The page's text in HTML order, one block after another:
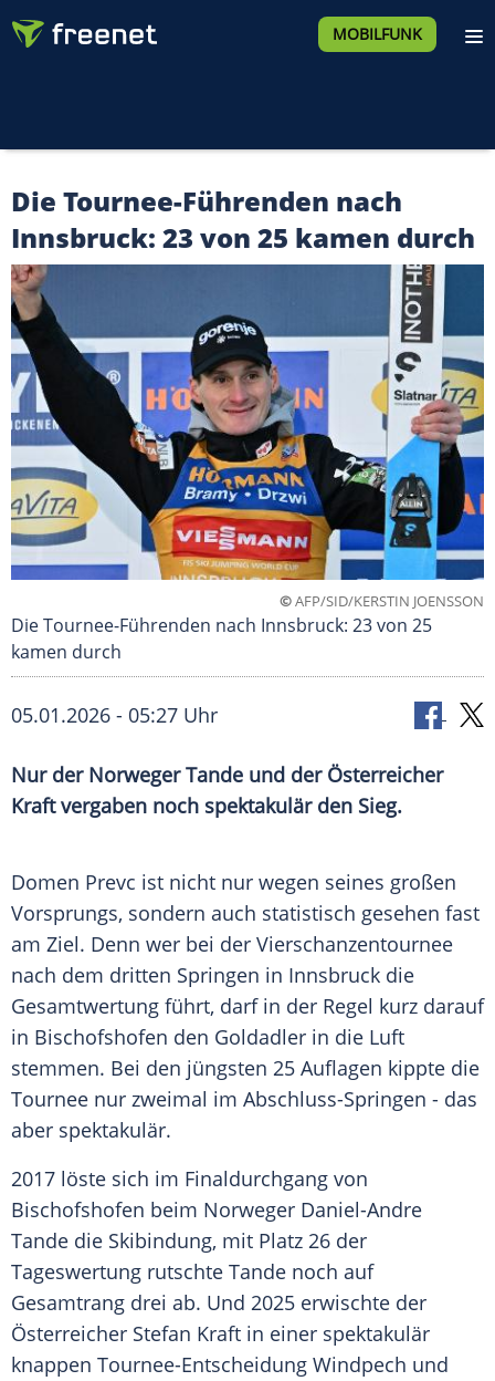
MOBILFUNK
Die Tournee-Führenden nach
Innsbruck: 23 von 25 kamen durch
©AFP/SID/KERSTIN JOENSSON
Die Tournee-Führenden nach Innsbruck: 23 von 25
kamen durch
05.01.2026 - 05:27 Uhr
Nur der Norweger Tande und der Österreicher
Kraft vergaben noch spektakulär den Sieg.
Domen Prevc ist nicht nur wegen seines großen
Vorsprungs, sondern auch statistisch gesehen fast
am Ziel. Denn wer bei der Vierschanzentournee
nach dem dritten Springen in Innsbruck die
Gesamtwertung führt, darf in der Regel kurz darauf
in Bischofshofen den Goldadler in die Luft
stemmen. Bei den jüngsten 25 Auflagen kippte die
Tournee nur zweimal im Abschluss-Springen - das
aber spektakulär.
2017 löste sich im Finaldurchgang von
Bischofshofen beim Norweger Daniel-Andre
Tande die Skibindung, mit Platz 26 der
Tageswertung rutschte Tande noch auf
Gesamtrang drei ab. Und 2025 erwischte der
Österreicher Stefan Kraft in einer spektakulär
knappen Tournee-Entscheidung Windpech und